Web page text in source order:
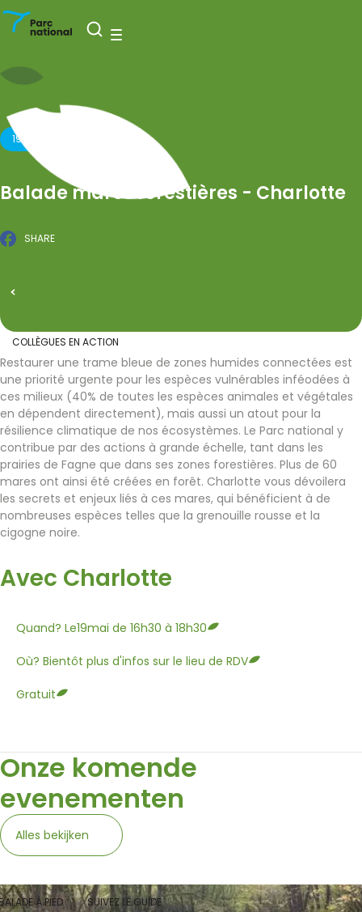
Nationaal Park Entre-Sambre-et-Meuse
Open zoeken
19 MEI 2026
Balade mares forestières - Charlotte
SHARE
Facebook
Alle evenementen
COLLÈGUES EN ACTION
Restaurer une trame bleue de zones humides connectées est
une priorité urgente pour les espèces vulnérables inféodées à
ces milieux (40% de toutes les espèces animales et végétales
en dépendent directement), mais aussi un atout pour la
résilience climatique de nos écosystèmes. Le Parc national y
contribue par des actions à grande échelle, tant dans les
prairies de Fagne que dans ses zones forestières. Plus de 60
mares ont ainsi été créées en forêt. Charlotte vous dévoilera
les secrets et enjeux liés à ces mares, qui bénéficient à de
nombreuses espèces telles que la grenouille rousse et la
cigogne noire.
Avec Charlotte
Quand? Le19mai de 16h30 à 18h30
Où? Bientôt plus d'infos sur le lieu de RDV
Gratuit
Onze komende
evenementen
Alles bekijken
À PIED SUIVEZ LE GUIDE